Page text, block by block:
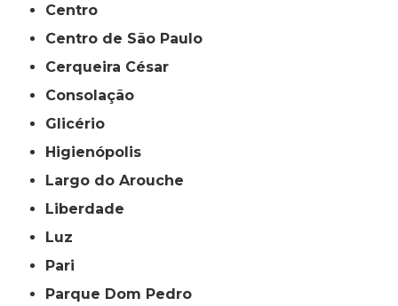
Centro
Centro de São Paulo
Cerqueira César
Consolação
Glicério
Higienópolis
Largo do Arouche
Liberdade
Luz
Pari
Parque Dom Pedro